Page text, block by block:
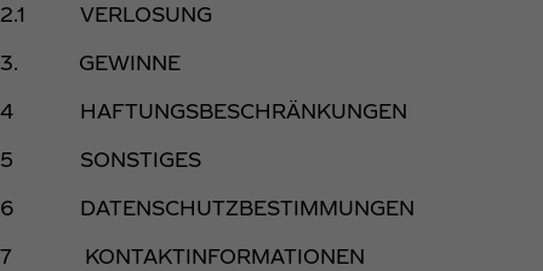
2.1 VERLOSUNG
3. GEWINNE
4 HAFTUNGSBESCHRÄNKUNGEN
5 SONSTIGES
6 DATENSCHUTZBESTIMMUNGEN
7 KONTAKTINFORMATIONEN